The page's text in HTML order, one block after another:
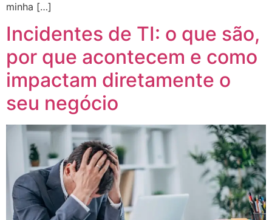
minha […]
Incidentes de TI: o que são,
por que acontecem e como
impactam diretamente o
seu negócio